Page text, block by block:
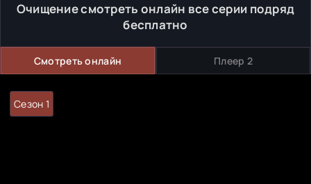
Очищение смотреть онлайн все серии подряд
бесплатно
Смотреть онлайн Плеер 2
Сезон 1